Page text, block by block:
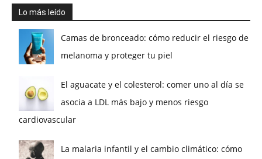
Lo más leído
Camas de bronceado: cómo reducir el riesgo de
melanoma y proteger tu piel
El aguacate y el colesterol: comer uno al día se
asocia a LDL más bajo y menos riesgo
cardiovascular
La malaria infantil y el cambio climático: cómo